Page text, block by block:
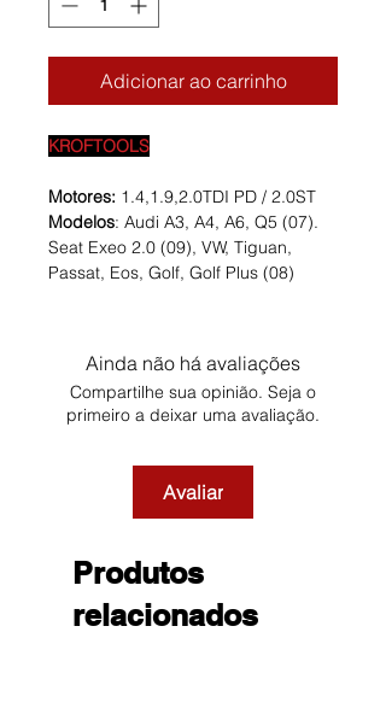
Adicionar ao carrinho
KROFTOOLS
Motores: 1.4,1.9,2.0TDI PD / 2.0ST
Modelos: Audi A3, A4, A6, Q5 (07).
Seat Exeo 2.0 (09), VW, Tiguan,
Passat, Eos, Golf, Golf Plus (08)
Ainda não há avaliações
Compartilhe sua opinião. Seja o
primeiro a deixar uma avaliação.
Avaliar
Produtos
relacionados